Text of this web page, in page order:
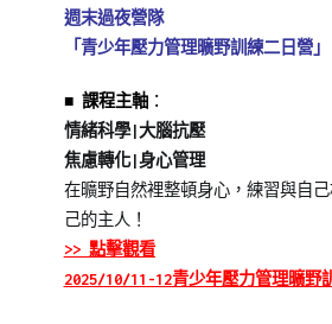
週末過夜營隊
「青少年壓力管理曠野訓練二日營」
■ 課程主軸：
情緒科學|大腦抗壓
焦慮轉化| 身心管理
在曠野自然裡整頓身心，練習與自
己的主人！
>> 點擊觀看
2025/10/11-12青少年壓力管理曠野